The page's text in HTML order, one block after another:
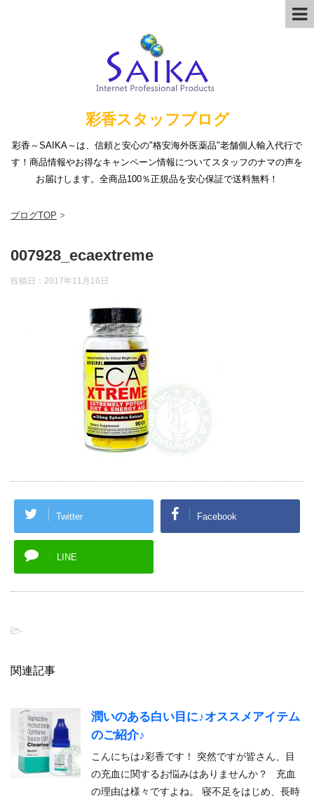
彩香スタッフブログ
彩香～SAIKA～は、信頼と安心の"格安海外医薬品"老舗個人輸入代行で
す！商品情報やお得なキャンペーン情報についてスタッフのナマの声を
お届けします。全商品100％正規品を安心保証で送料無料！
ブログTOP >
007928_ecaextreme
投稿日： 2017年11月16日
Twitter Facebook
LINE
-
関連記事
潤いのある白い目に♪オススメアイテム
のご紹介♪
こんにちは♪彩香です！ 突然ですが皆さん、目
の充血に関するお悩みはありませんか？ 充血
の理由は様々ですよね。 寝不足をはじめ、長時